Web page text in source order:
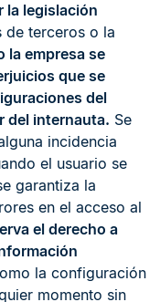
la legislación
de terceros o la
la empresa se
que se
del
del internauta. Se
incidencia
el usuario se
garantiza la
en el acceso al
el derecho a
la configuración
momento sin